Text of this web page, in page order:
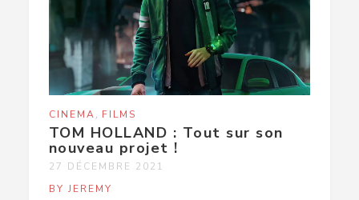
CINEMA FILMS
TOM HOLLAND : Tout sur son
nouveau projet !
27 DÉCEMBRE 2021
BY JEREMY